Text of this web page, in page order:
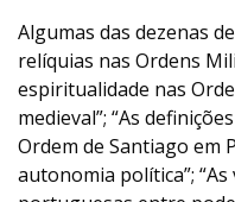
Algumas das dezenas
relíquias nas Ordens
espiritualidade nas
medieval”; “As
Ordem de Santiago em
autonomia política”;